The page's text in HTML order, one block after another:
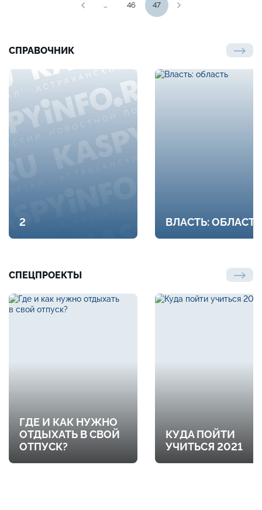
... 46 47
СПРАВОЧНИК
2 ВЛАСТЬ: ОБЛАСТЬ
СПЕЦПРОЕКТЫ
ГДЕ И КАК НУЖНО
ОТДЫХАТЬ В СВОЙ
ОТПУСК?
КУДА ПОЙТИ
УЧИТЬСЯ 2021